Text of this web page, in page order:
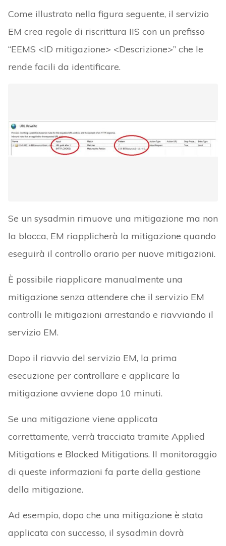
Come illustrato nella figura seguente, il servizio
EM crea regole di riscrittura IIS con un prefisso
“EEMS <ID mitigazione> <Descrizione>” che le
rende facili da identificare.
Se un sysadmin rimuove una mitigazione ma non
la blocca, EM riapplicherà la mitigazione quando
eseguirà il controllo orario per nuove mitigazioni.
È possibile riapplicare manualmente una
mitigazione senza attendere che il servizio EM
controlli le mitigazioni arrestando e riavviando il
servizio EM.
Dopo il riavvio del servizio EM, la prima
esecuzione per controllare e applicare la
mitigazione avviene dopo 10 minuti.
Se una mitigazione viene applicata
correttamente, verrà tracciata tramite Applied
Mitigations e Blocked Mitigations. Il monitoraggio
di queste informazioni fa parte della gestione
della mitigazione.
Ad esempio, dopo che una mitigazione è stata
applicata con successo, il sysadmin dovrà